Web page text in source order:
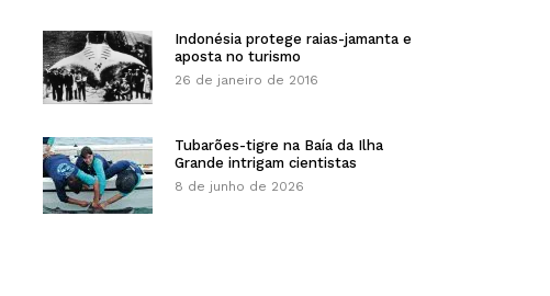
Indonésia protege raias-jamanta e
aposta no turismo
26 de janeiro de 2016
Tubarões-tigre na Baía da Ilha
Grande intrigam cientistas
8 de junho de 2026